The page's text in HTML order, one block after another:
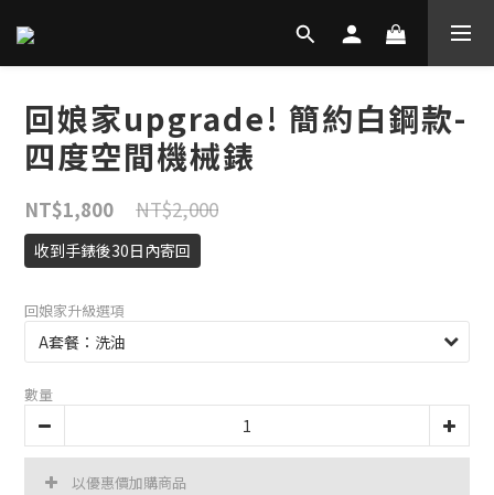
回娘家upgrade! 簡約白鋼款-
四度空間機械錶
NT$2,000
NT$1,800
收到手錶後30日內寄回
回娘家升級選項
數量
以優惠價加購商品